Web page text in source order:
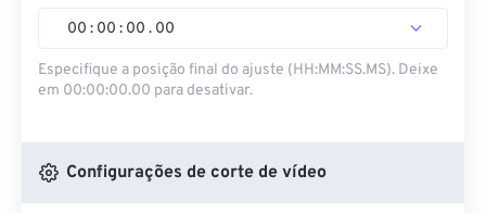
00 : 00 : 00 . 00
Especifique a posição final do ajuste (HH:MM:SS.MS). Deixe
em 00:00:00.00 para desativar.
Configurações de corte de vídeo